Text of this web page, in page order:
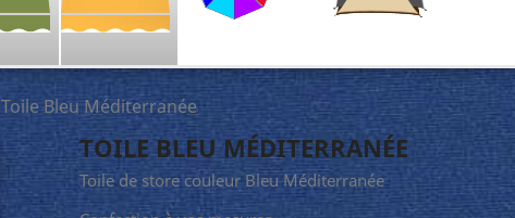
Toile Bleu Méditerranée
TOILE BLEU MÉDITERRANÉE
Toile de store couleur Bleu Méditerranée